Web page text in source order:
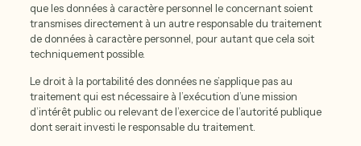
que les données à caractère personnel le concernant soient
transmises directement à un autre responsable du traitement
de données à caractère personnel, pour autant que cela soit
techniquement possible.
Le droit à la portabilité des données ne s’applique pas au
traitement qui est nécessaire à l’exécution d’une mission
d’intérêt public ou relevant de l’exercice de l’autorité publique
dont serait investi le responsable du traitement.